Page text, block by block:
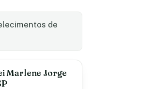
de
Marlene Jorge